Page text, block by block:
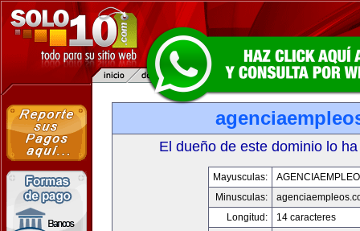
El dueño de este dominio lo
Mayusculas:
Minusculas:
Longitud:
14 caracteres